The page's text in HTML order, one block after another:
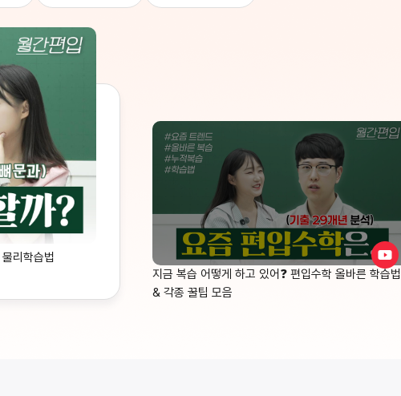
리학습법
지금 복습 어떻게 하고 있어❓ 편입수학 올바른 학습법
& 각종 꿀팁 모음